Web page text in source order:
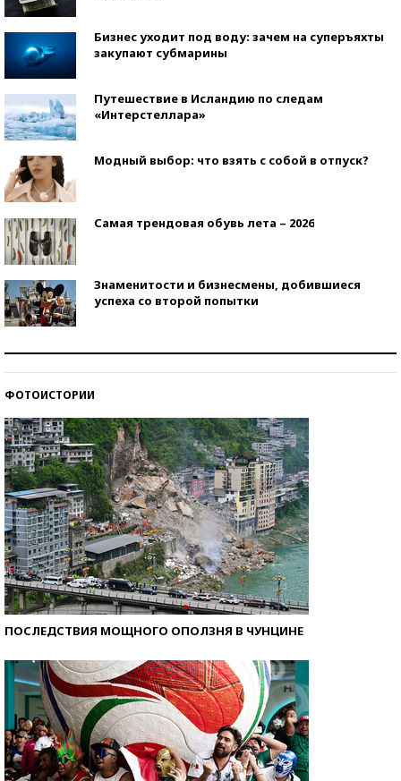
Бизнес уходит под воду: зачем на суперъяхты
закупают субмарины
Путешествие в Исландию по следам
«Интерстеллара»
Модный выбор: что взять с собой в отпуск?
Самая трендовая обувь лета – 2026
Знаменитости и бизнесмены, добившиеся
успеха со второй попытки
ФОТОИСТОРИИ
ПОСЛЕДСТВИЯ МОЩНОГО ОПОЛЗНЯ В ЧУНЦИНЕ